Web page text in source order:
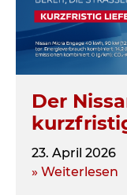
Der
23. April 2026
» Weiterlesen